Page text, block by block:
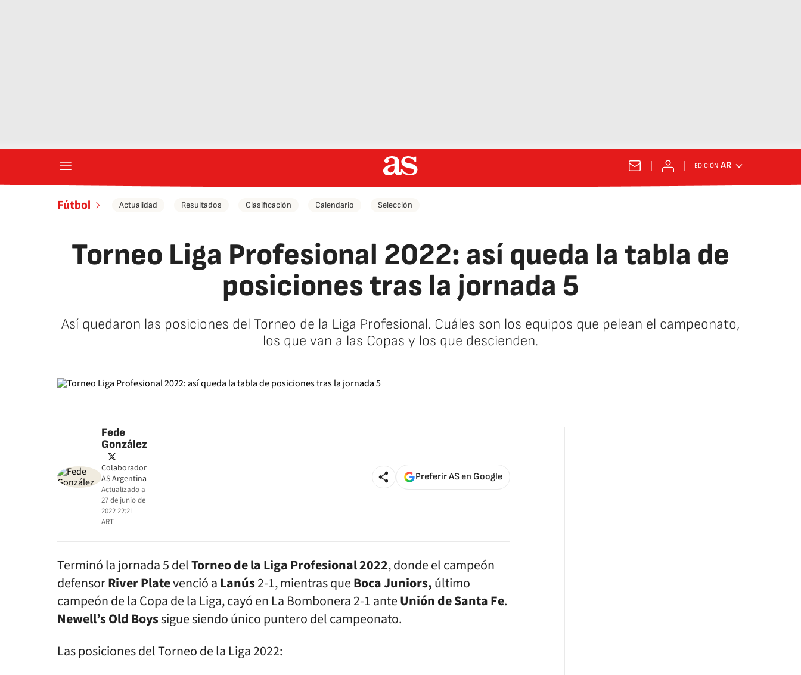
EDICIÓN AR
Fútbol Actualidad Resultados Clasificación Calendario Selección
Torneo Liga Profesional 2022: así queda la tabla de
posiciones tras la jornada 5
Así quedaron las posiciones del Torneo de la Liga Profesional. Cuáles son los equipos que pelean el campeonato,
los que van a las Copas y los que descienden.
Fede
González
twitter
Colaborador
AS Argentina
Actualizado a
27 de junio de
2022 22:21
ART
Preferir AS en Google
Terminó la jornada 5 delTorneo de la Liga Profesional 2022, donde el campeón
defensorRiver Platevenció aLanús2-1, mientras queBoca Juniors,último
campeón de la Copa de la Liga, cayó en La Bombonera 2-1 anteUnión de Santa Fe.
Newell’s Old Boyssigue siendo único puntero del campeonato.
Las posiciones del Torneo de la Liga 2022: